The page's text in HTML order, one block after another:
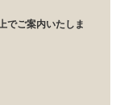
でご案内いたしま